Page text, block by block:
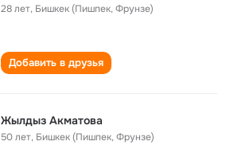
28 лет, Бишкек (Пишпек, Фрунзе)
Добавить в друзья
Жылдыз Акматова
50 лет, Бишкек (Пишпек, Фрунзе)